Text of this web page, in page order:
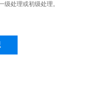
处理或初级处理。